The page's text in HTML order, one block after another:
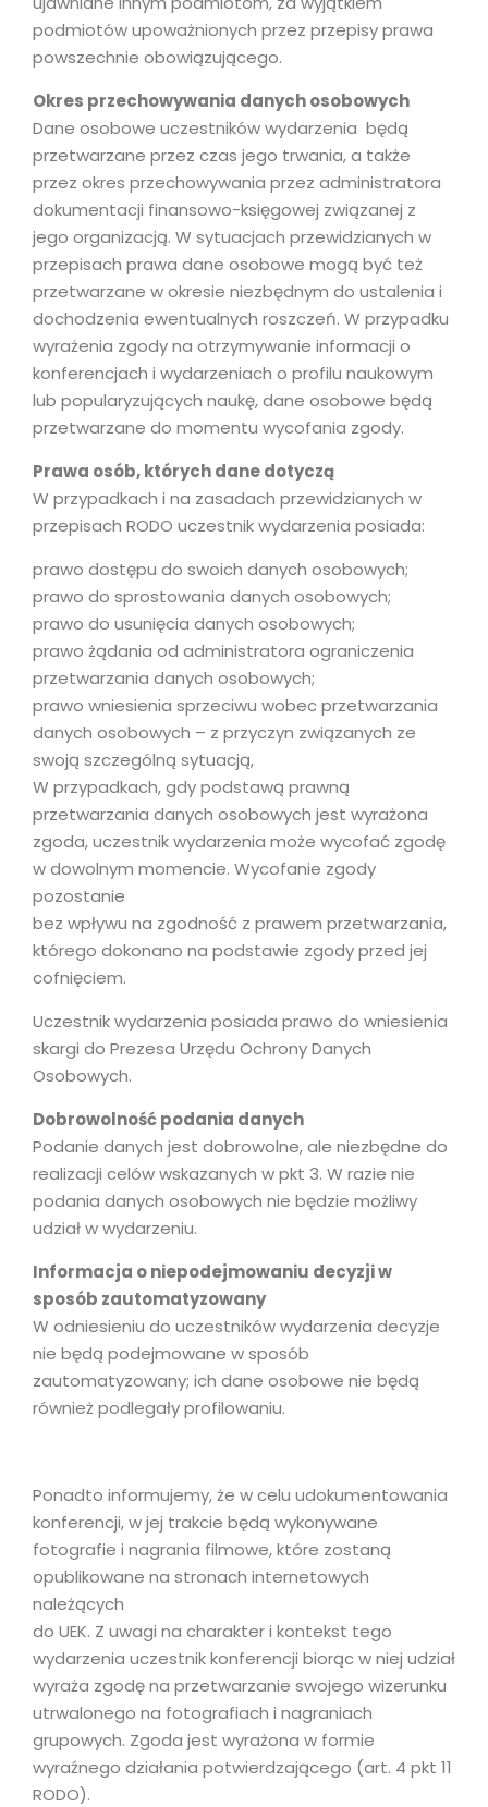
podmiotów upoważnionych przez przepisy prawa
powszechnie obowiązującego.
Okres przechowywania danych osobowych
Dane osobowe uczestników wydarzenia będą
przetwarzane przez czas jego trwania, a także
przez okres przechowywania przez administratora
dokumentacji finansowo-księgowej związanej z
jego organizacją. W sytuacjach przewidzianych w
przepisach prawa dane osobowe mogą być też
przetwarzane w okresie niezbędnym do ustalenia i
dochodzenia ewentualnych roszczeń. W przypadku
wyrażenia zgody na otrzymywanie informacji o
konferencjach i wydarzeniach o profilu naukowym
lub popularyzujących naukę, dane osobowe będą
przetwarzane do momentu wycofania zgody.
Prawa osób, których dane dotyczą
W przypadkach i na zasadach przewidzianych w
przepisach RODO uczestnik wydarzenia posiada:
prawo dostępu do swoich danych osobowych;
prawo do sprostowania danych osobowych;
prawo do usunięcia danych osobowych;
prawo żądania od administratora ograniczenia
przetwarzania danych osobowych;
prawo wniesienia sprzeciwu wobec przetwarzania
danych osobowych – z przyczyn związanych ze
swoją szczególną sytuacją,
W przypadkach, gdy podstawą prawną
przetwarzania danych osobowych jest wyrażona
zgoda, uczestnik wydarzenia może wycofać zgodę
w dowolnym momencie. Wycofanie zgody
pozostanie
bez wpływu na zgodność z prawem przetwarzania,
którego dokonano na podstawie zgody przed jej
cofnięciem.
Uczestnik wydarzenia posiada prawo do wniesienia
skargi do Prezesa Urzędu Ochrony Danych
Osobowych.
Dobrowolność podania danych
Podanie danych jest dobrowolne, ale niezbędne do
realizacji celów wskazanych w pkt 3. W razie nie
podania danych osobowych nie będzie możliwy
udział w wydarzeniu.
Informacja o niepodejmowaniu decyzji w
sposób zautomatyzowany
W odniesieniu do uczestników wydarzenia decyzje
nie będą podejmowane w sposób
zautomatyzowany; ich dane osobowe nie będą
również podlegały profilowaniu.
Ponadto informujemy, że w celu udokumentowania
konferencji, w jej trakcie będą wykonywane
fotografie i nagrania filmowe, które zostaną
opublikowane na stronach internetowych
należących
do UEK. Z uwagi na charakter i kontekst tego
wydarzenia uczestnik konferencji biorąc w niej udział
wyraża zgodę na przetwarzanie swojego wizerunku
utrwalonego na fotografiach i nagraniach
grupowych. Zgoda jest wyrażona w formie
wyraźnego działania potwierdzającego (art. 4 pkt 11
RODO).